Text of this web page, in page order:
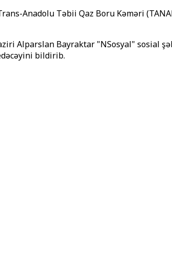
Anadolu Təbii Qaz Boru Kəməri
Alparslan Bayraktar "NSosyal" sosial
bildirib.